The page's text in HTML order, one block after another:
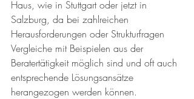
Haus, wie in Stuttgart oder jetzt in
Salzburg, da bei zahlreichen
Herausforderungen oder Strukturfragen
Vergleiche mit Beispielen aus der
Beratertätigkeit möglich sind und oft auch
entsprechende Lösungsansätze
herangezogen werden können.